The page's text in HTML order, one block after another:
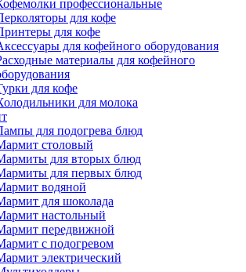
профессиональные
для кофе
для кофе
для кофейного оборудования
материалы для кофейного
для кофе
для молока
для подогрева блюд
столовый
для вторых блюд
для первых блюд
водяной
для шоколада
настольный
передвижной
с подогревом
электрический